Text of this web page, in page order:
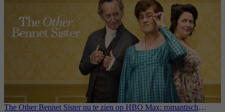
The Other Bennet Sister nu te zien op HBO Max: romantisch